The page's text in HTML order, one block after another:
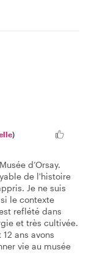
)
d’Orsay.
de l'histoire
Je ne suis
le contexte
reflété dans
et très cultivée.
ans avons
vie au musée